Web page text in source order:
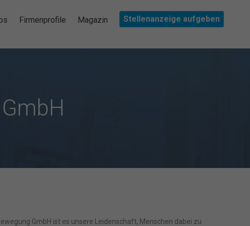
Firmenprofile Magazin Stellenanzeige aufgeben
GmbH ist es unsere Leidenschaft, Menschen dabei zu